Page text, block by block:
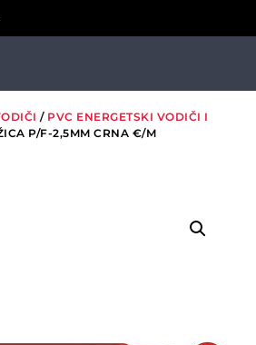
/ PVC ENERGETSKI VODIČI I
P/F-2,5MM CRNA €/M